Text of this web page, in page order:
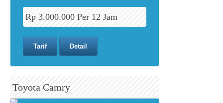
Rp 3.000.000 Per 12 Jam
Tarif Detail
Toyota Camry